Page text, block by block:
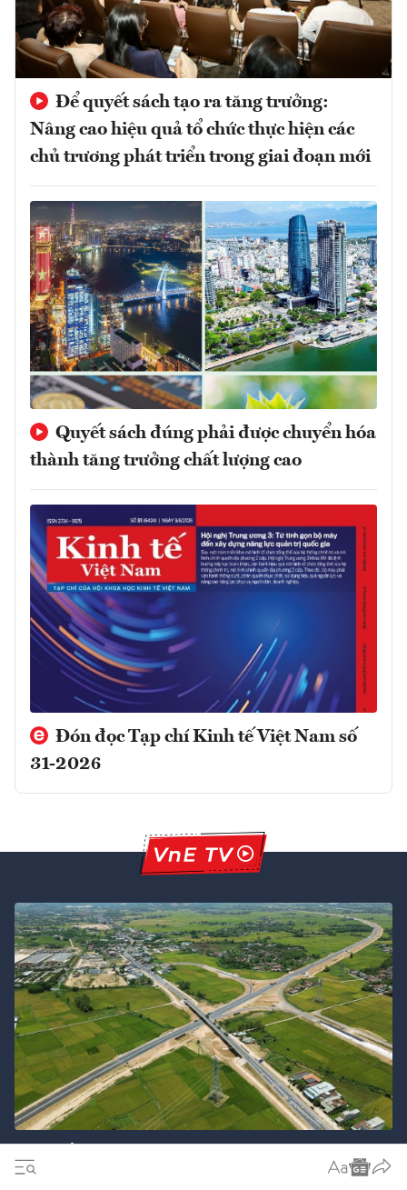
Để quyết sách tạo ra tăng trưởng:
Nâng cao hiệu quả tổ chức thực hiện các
chủ trương phát triển trong giai đoạn mới
Quyết sách đúng phải được chuyển hóa
thành tăng trưởng chất lượng cao
Đón đọc Tạp chí Kinh tế Việt Nam số
31-2026
Điểm nhấn kỳ họp Quốc hội không